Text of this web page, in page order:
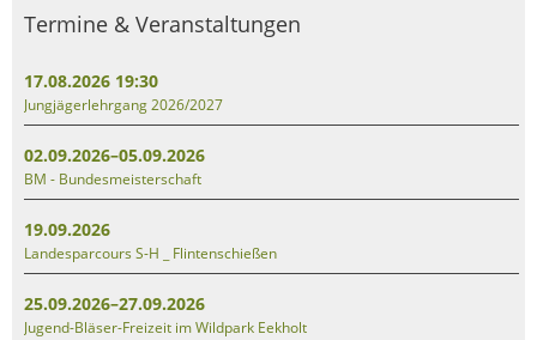
Termine & Veranstaltungen
17.08.2026 19:30
Jungjägerlehrgang 2026/2027
02.09.2026–05.09.2026
BM - Bundesmeisterschaft
19.09.2026
Landesparcours S-H _ Flintenschießen
25.09.2026–27.09.2026
Jugend-Bläser-Freizeit im Wildpark Eekholt